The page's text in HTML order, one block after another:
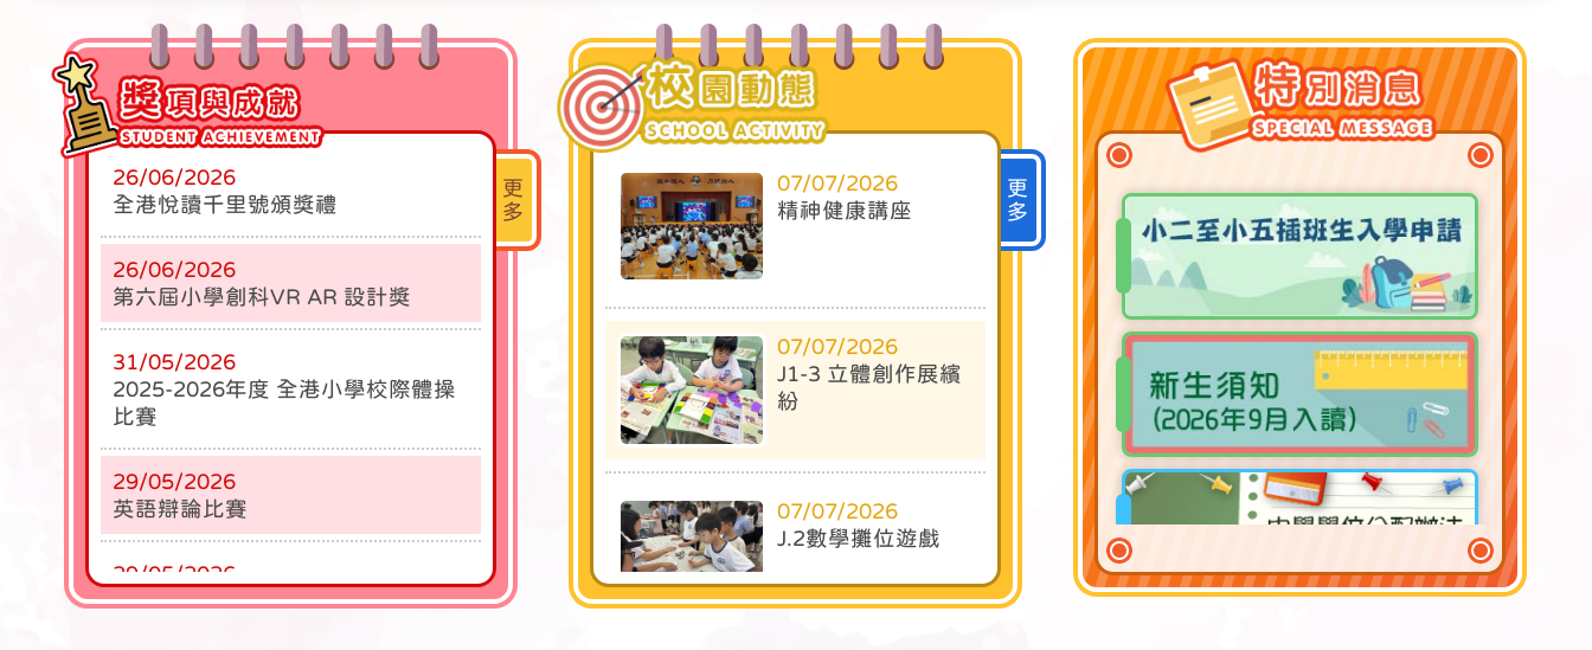
榜》及《進步榜》
07/05/2026
2025-2026年度 學業優異獎 (段
考二)
更
多
26/06/2026
全港悅讀千里號頒獎禮
26/06/2026
第六屆小學創科VR AR 設計獎
31/05/2026
2025-2026年度 全港小學校際體操
比賽
29/05/2026
英語辯論比賽
29/05/2026
2025-2026年度 超級數獨王
更
多
07/07/2026
精神健康講座
07/07/2026
J1-3 立體創作展繽
紛
07/07/2026
J.2數學攤位遊戲